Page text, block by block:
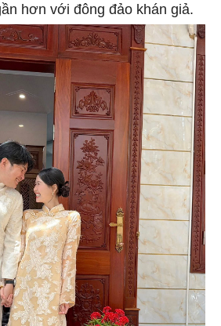
hơn với đông đảo khán giả.